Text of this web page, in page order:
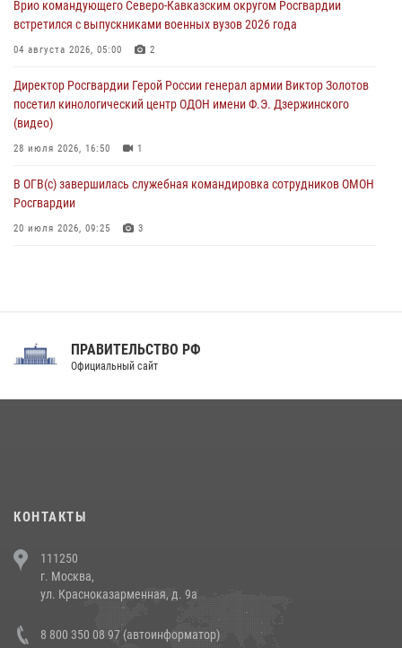
07 августа 2026, 11:18 2
Патриотическая акция «Каникулы с Росгвардией» прошла в
07 августа 2026, 11:00
Врио командующего Северо-Кавказским округом Росгвардии
встретился с выпускниками военных вузов 2026 года
04 августа 2026, 05:00 2
Директор Росгвардии Герой России генерал армии Виктор Золотов
посетил кинологический центр ОДОН имени Ф.Э. Дзержинского
(видео)
28 июля 2026, 16:50 1
В ОГВ(с) завершилась служебная командировка сотрудников ОМОН
Росгвардии
20 июля 2026, 09:25 3
Праздник «Один день с Росгвардией» к 105-летию Центрального
напавших на бригаду скорой помощи (видео)
14 июля 2026, 12:20
В Росгвардии прошла военно-научная конференция по обобщению
боевого опыта
ПРАВИТЕЛЬСТВО РФ
Официальный сайт
КОНТАКТЫ
111250
г. Москва,
ул. Красноказарменная, д. 9а
8 800 350 08 97 (автоинформатор)